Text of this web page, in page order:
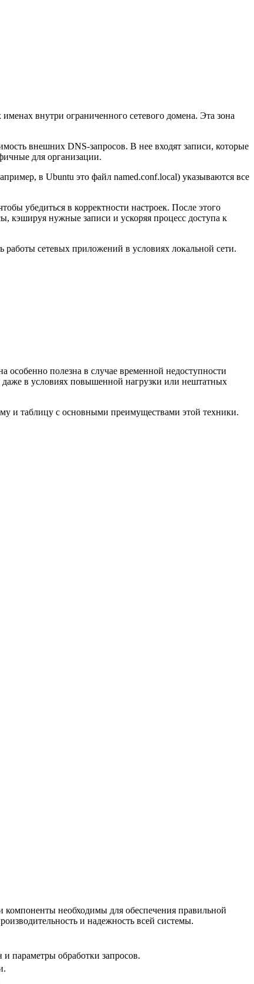
внутри ограниченного сетевого домена. Эта зона
внешних DNS-запросов. В нее входят записи, которые
для организации.
в Ubuntu это файл named.conf.local) указываются все
убедиться в корректности настроек. После этого
кэшируя нужные записи и ускоряя процесс доступа к
работы сетевых приложений в условиях локальной сети.
особенно полезна в случае временной недоступности
даже в условиях повышенной нагрузки или нештатных
и таблицу с основными преимуществами этой техники.
необходимы для обеспечения правильной
и надежность всей системы.
параметры обработки запросов.